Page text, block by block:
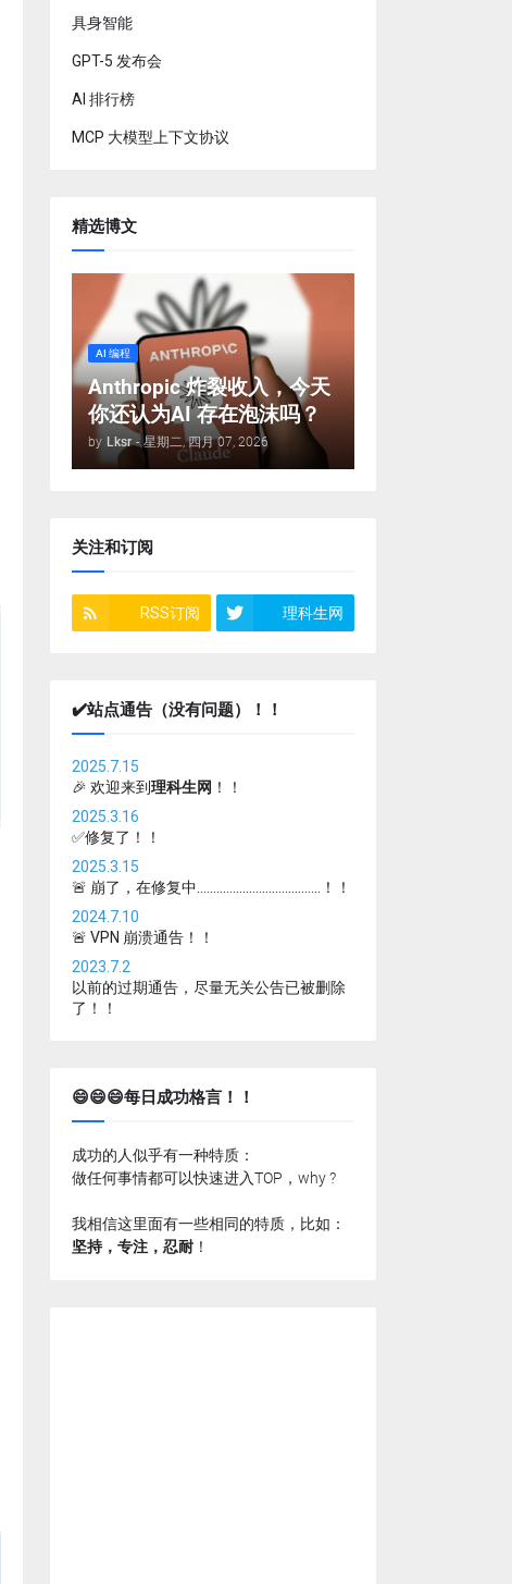
具身智能
GPT-5 发布会
AI 排行榜
MCP 大模型上下文协议
精选博文
AI 编程
Anthropic 炸裂收入，今天
你还认为AI 存在泡沫吗？
by Lksr - 星期二, 四月 07, 2026
关注和订阅
RSS订阅 理科生网
✔️站点通告（没有问题）！！
2025.7.15
🎉 欢迎来到理科生网 ！！
2025.3.16
✅修复了！！
2025.3.15
🚨 崩了，在修复中......................................！！
2024.7.10
🚨 VPN 崩溃通告！！
2023.7.2
以前的过期通告，尽量无关公告已被删除
了！！
😄😄😄每日成功格言！！
成功的人似乎有一种特质：
做任何事情都可以快速进入TOP，why ?
我相信这里面有一些相同的特质，比如：
坚持，专注，忍耐 ！